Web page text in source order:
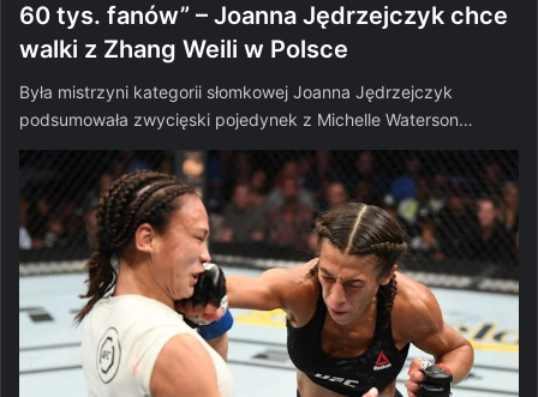
60 tys. fanów” – Joanna Jędrzejczyk chce
walki z Zhang Weili w Polsce
Była mistrzyni kategorii słomkowej Joanna Jędrzejczyk
podsumowała zwycięski pojedynek z Michelle Waterson…